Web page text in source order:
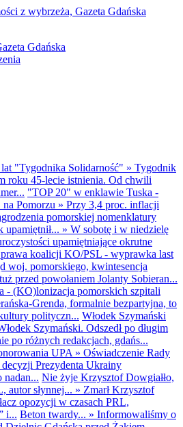
Gdańska
"Tygodnika Solidarność" » Tygodnik
roku 45-lecie istnienia. Od chwili
"TOP 20" w enklawie Tuska -
Pomorzu » Przy 3,4 proc. inflacji
pomorskiej nomenklatury
upamiętnił... » W sobotę i w niedzielę
upamiętniające okrutne
koalicji KO/PSL - wyprawka last
woj. pomorskiego, kwintesencja
przed powołaniem Jolanty Sobieran...
- (KO)lonizacja pomorskich szpitali
Grenda, formalnie bezpartyjna, to
polityczn... Włodek Szymański
Szymański. Odszedł po długim
po różnych redakcjach, gdańs...
UPA » Oświadczenie Rady
Prezydenta Ukrainy
nadan... Nie żyje Krzysztof Dowgiałło,
autor słynnej... » Zmarł Krzysztof
opozycji w czasach PRL,
i... Beton twardy... » Informowaliśmy o